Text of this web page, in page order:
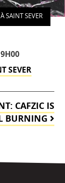
SAINT SEVER
SEVER
CAFZIC IS
BURNING